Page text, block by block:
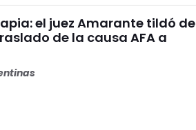
el juez Amarante tildó de
de la causa AFA a